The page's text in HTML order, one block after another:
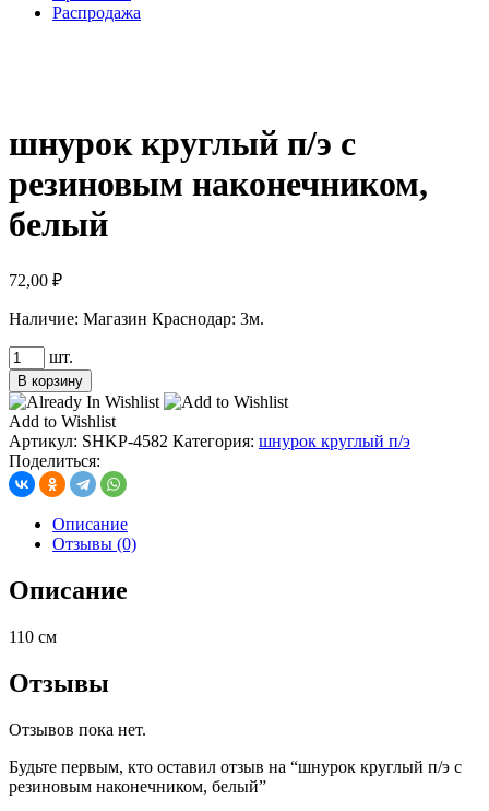
Распродажа
шнурок круглый п/э с
резиновым наконечником,
белый
72,00 ₽
Наличие: Магазин Краснодар: 3м.
Количество
товара
шнурок
круглый
п/
э
с
резиновым
белый
шт.
В корзину
Add to Wishlist
Артикул: SHKP-4582 Категория: шнурок круглый п/э
Поделиться:
Описание
Отзывы (0)
Описание
110 см
Отзывы
Отзывов пока нет.
Будьте первым, кто оставил отзыв на “шнурок круглый п/э с
резиновым наконечником, белый”